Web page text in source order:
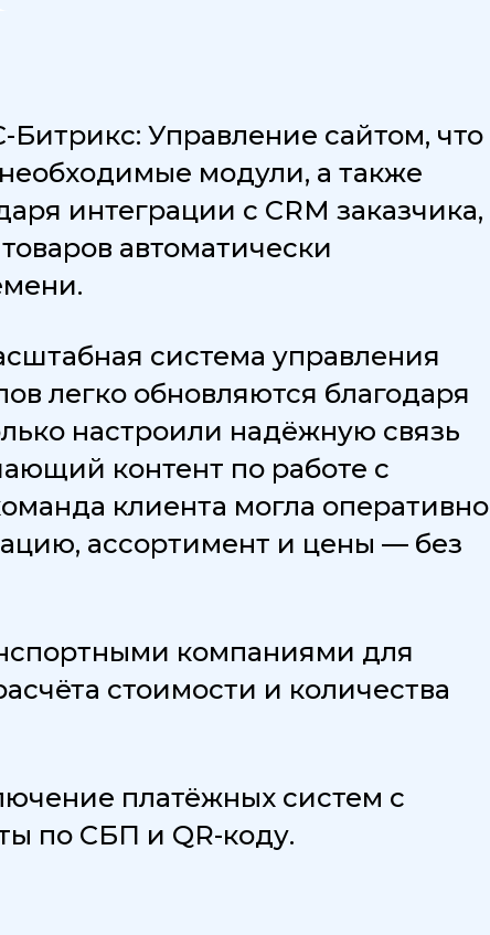
Битрикс: Управление сайтом, что
модули, а также
интеграции с CRM заказчика,
автоматически
система управления
легко обновляются благодаря
настроили надёжную связь
контент по работе с
клиента могла оперативно
ассортимент и цены — без
компаниями для
стоимости и количества
платёжных систем с
по СБП и QR-коду.